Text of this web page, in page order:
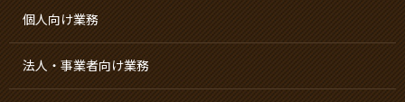
個人向け業務
法人・事業者向け業務